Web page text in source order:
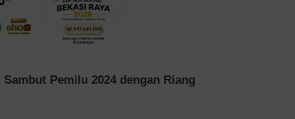
Pemilu 2024 dengan Riang